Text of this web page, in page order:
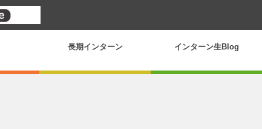
長期インターン インターン生Blog